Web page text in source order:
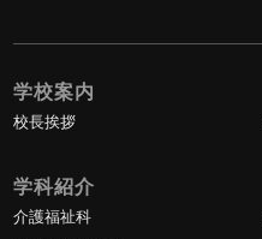
学校案内
校長挨拶
学科紹介
介護福祉科